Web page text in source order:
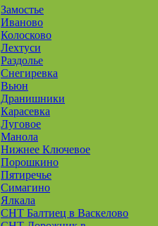
Замостье
Иваново
Колосково
Лехтуси
Раздолье
Снегиревка
Вьюн
Дранишники
Карасевка
Луговое
Манола
Нижнее Ключевое
Порошкино
Пятиречье
Симагино
Ялкала
СНТ Балтиец в Васкелово